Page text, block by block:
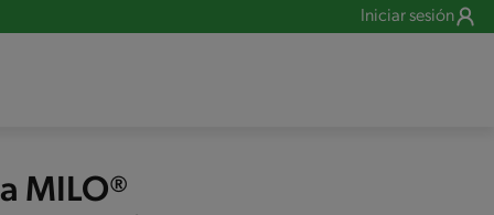
Iniciar sesión
MILO®